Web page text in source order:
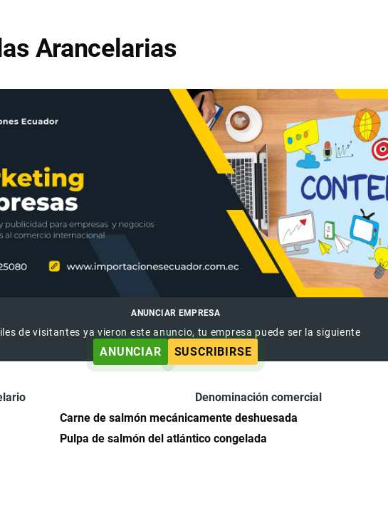
Arancelarias
ANUNCIAR EMPRESA
de visitantes ya vieron este anuncio, tu empresa puede ser la siguiente
ANUNCIAR SUSCRIBIRSE
Denominación comercial
Carne de salmón mecánicamente deshuesada
Pulpa de salmón del atlántico congelada